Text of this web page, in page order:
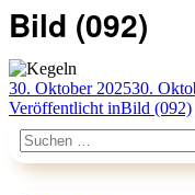
Bild (092)
Veröffentlicht
am
30. Oktober 202530.
Veröffentlicht inBild (092)
Suchen
nach: